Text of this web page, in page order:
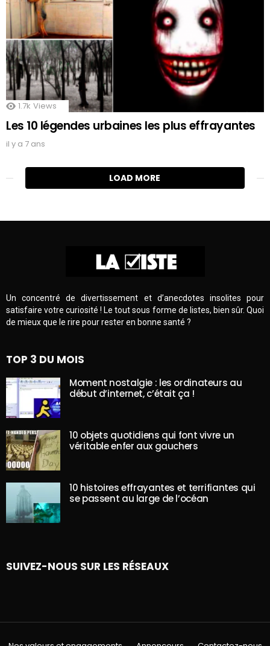
1.7k Views
Les 10 légendes urbaines les plus effrayantes
il y a 7 ans
LOAD MORE
Un concentré de divertissement et d’anecdotes insolites pour
satisfaire votre curiosité ! Le tout sous forme de listes, bien sûr. Quoi
de mieux que le rire pour rester en bonne santé ?
TOP 3 DU MOIS
Moment nostalgie : les ordinateurs au
début d’internet, c’était ça !
10 objets quotidiens qui font vivre un
véritable enfer aux gauchers
10 histoires effrayantes et terrifiantes qui
se passent au large de l’océan
SUIVEZ-NOUS SUR LES RÉSEAUX